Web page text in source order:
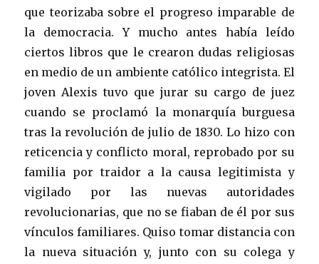
que teorizaba sobre el progreso imparable de
la democracia. Y mucho antes había leído
ciertos libros que le crearon dudas religiosas
en medio de un ambiente católico integrista. El
joven Alexis tuvo que jurar su cargo de juez
cuando se proclamó la monarquía burguesa
tras la revolución de julio de 1830. Lo hizo con
reticencia y conflicto moral, reprobado por su
familia por traidor a la causa legitimista y
vigilado por las nuevas autoridades
revolucionarias, que no se fiaban de él por sus
vínculos familiares. Quiso tomar distancia con
la nueva situación y, junto con su colega y